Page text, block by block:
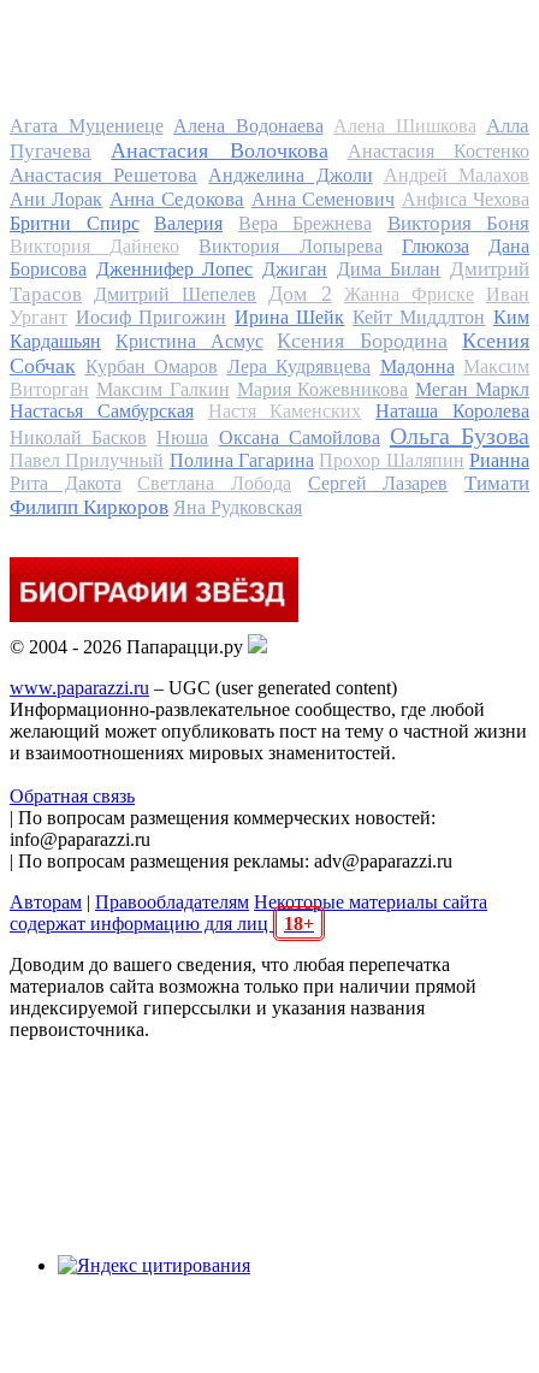
Агата Муцениеце Алена Водонаева Алена Шишкова Алла
Пугачева
Анастасия Волочкова Анастасия Костенко
Анастасия Решетова Анджелина Джоли
Андрей Малахов
Ани Лорак Анна Седокова Анна Семенович Анфиса Чехова
Бритни Спирс
Валерия Вера Брежнева Виктория Боня
Виктория Дайнеко Виктория Лопырева Глюкоза
Дана
Борисова Дженнифер Лопес Джиган Дима Билан Дмитрий
Тарасов
Дмитрий Шепелев Дом 2 Жанна Фриске
Иван
Ургант Иосиф Пригожин Ирина Шейк Кейт Миддлтон Ким
Кардашьян
Кристина Асмус Ксения Бородина
Ксения
Собчак Курбан Омаров Лера Кудрявцева Мадонна Максим
Виторган Максим Галкин Мария Кожевникова Меган Маркл
Настасья Самбурская
Настя Каменских
Наташа Королева
Николай Басков Нюша Оксана Самойлова Ольга Бузова
Павел Прилучный Полина Гагарина Прохор Шаляпин Рианна
Рита Дакота
Светлана Лобода Сергей Лазарев
Тимати
Филипп Киркоров Яна Рудковская
© 2004 - 2026 Папарацци.ру
www.paparazzi.ru – UGC (user generated content)
Информационно-развлекательное сообщество, где любой
желающий может опубликовать пост на тему о частной жизни
и взаимоотношениях мировых знаменитостей.
Обратная связь
| По вопросам размещения коммерческих новостей:
info@paparazzi.ru
| По вопросам размещения рекламы: adv@paparazzi.ru
Авторам | Правообладателям Некоторые материалы сайта
содержат информацию для лиц
18+
Доводим до вашего сведения, что любая перепечатка
материалов сайта возможна только при наличии прямой
индексируемой гиперссылки и указания названия
первоисточника.